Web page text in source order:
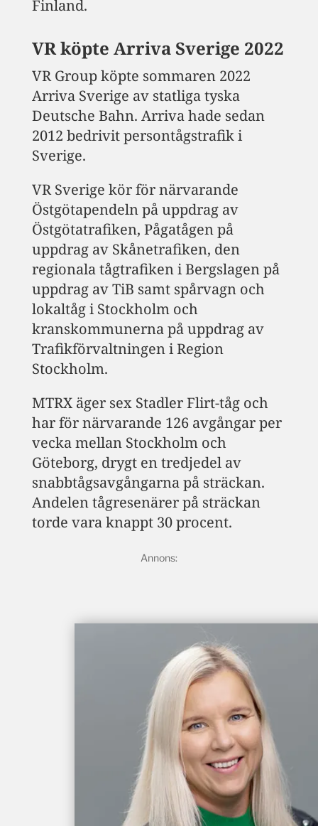
Finland.
VR köpte Arriva Sverige 2022
VR Group köpte sommaren 2022
Arriva Sverige av statliga tyska
Deutsche Bahn. Arriva hade sedan
2012 bedrivit persontågstrafik i
Sverige.
VR Sverige kör för närvarande
Östgötapendeln på uppdrag av
Östgötatrafiken, Pågatågen på
uppdrag av Skånetrafiken, den
regionala tågtrafiken i Bergslagen på
uppdrag av TiB samt spårvagn och
lokaltåg i Stockholm och
kranskommunerna på uppdrag av
Trafikförvaltningen i Region
Stockholm.
MTRX äger sex Stadler Flirt-tåg och
har för närvarande 126 avgångar per
vecka mellan Stockholm och
Göteborg, drygt en tredjedel av
snabbtågsavgångarna på sträckan.
Andelen tågresenärer på sträckan
torde vara knappt 30 procent.